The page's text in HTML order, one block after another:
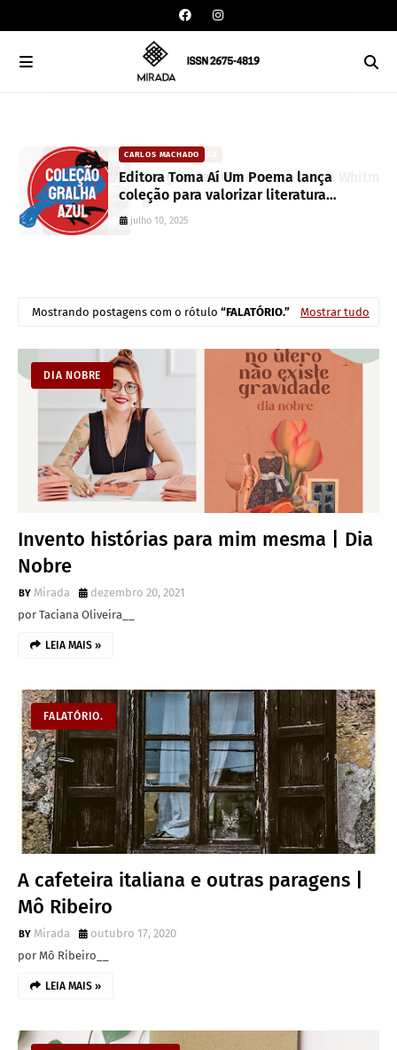
CARLOS MACHADO
Editora Toma Aí Um Poema lança
coleção para valorizar literatura
paranaense
julho 10, 2025
Mostrando postagens com o rótulo FALATÓRIO. Mostrar tudo
DIA NOBRE
Invento histórias para mim mesma | Dia
Nobre
Mirada
dezembro 20, 2021
por Taciana Oliveira__
LEIA MAIS »
FALATÓRIO.
A cafeteira italiana e outras paragens |
Mô Ribeiro
Mirada
outubro 17, 2020
por Mô Ribeiro__
LEIA MAIS »